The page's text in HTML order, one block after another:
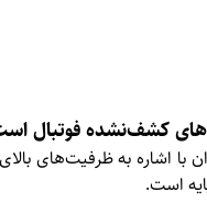
کشف‌نشده فوتبال
با اشاره به ظرفیت‌های
است.